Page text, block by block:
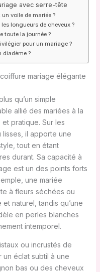
avec serre-tête
voile de mariée ?
longueurs de cheveux ?
toute la journée ?
pour un mariage ?
diadème ?
mariage élégante
qu’un simple
allié des mariées à la
pratique. Sur les
il apporte une
tout en étant
durant. Sa capacité à
est un des points forts
une mariée
à fleurs séchées ou
naturel, tandis qu’une
en perles blanches
intemporel.
ou incrustés de
éclat subtil à une
bas ou des cheveux